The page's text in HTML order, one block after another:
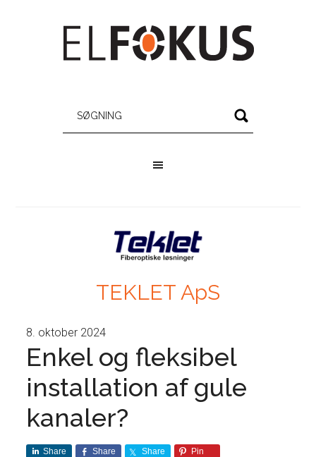
TEKLET ApS
8. oktober 2024
Enkel og fleksibel
installation af gule
kanaler?
Share Share Share Pin